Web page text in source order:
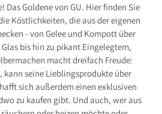
Das Goldene von GU. Hier finden Sie
Köstlichkeiten, die aus der eigenen
- von Gelee und Kompott über
bis hin zu pikant Eingelegtem,
macht dreifach Freude:
kann seine Lieblingsprodukte über
sich außerdem einen exklusiven
zu kaufen gibt. Und auch, wer aus